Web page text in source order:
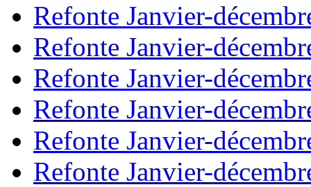
Refonte Janvier-
Refonte Janvier-
Refonte Janvier-
Refonte Janvier-
Refonte Janvier-
Refonte Janvier-